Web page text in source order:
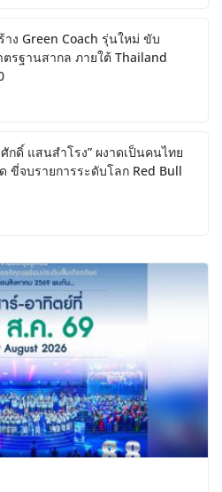
าง Green Coach รุ่นใหม่ ขับ
ตรฐานสากล ภายใต้ Thailand
กดิ์ แสนสำโรง” ผงาดเป็นคนไทย
ขี่จบรายการระดับโลก Red Bull